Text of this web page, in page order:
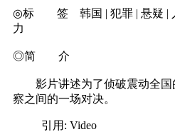
◎标 签 韩国 | 犯罪 | 悬疑 | 人
力
◎简 介
影片讲述为了侦破震动全国
察之间的一场对决。
引用: Video